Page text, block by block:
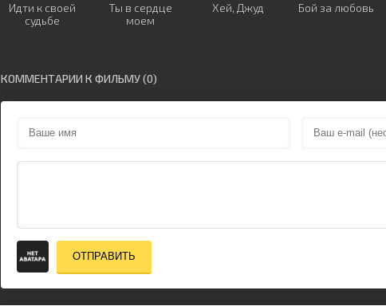
Идти к своей
судьбе
Ты в сердце
моем
Хей, Джуд Бой за любовь
КОММЕНТАРИИ К ФИЛЬМУ (0)
ОТПРАВИТЬ